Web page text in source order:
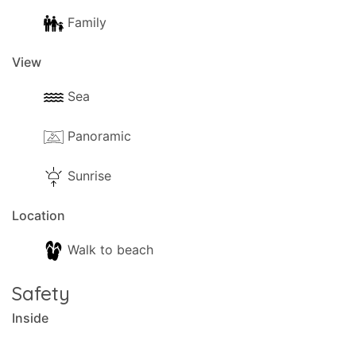
Family
View
Sea
Panoramic
Sunrise
Location
Walk to beach
Safety
Inside